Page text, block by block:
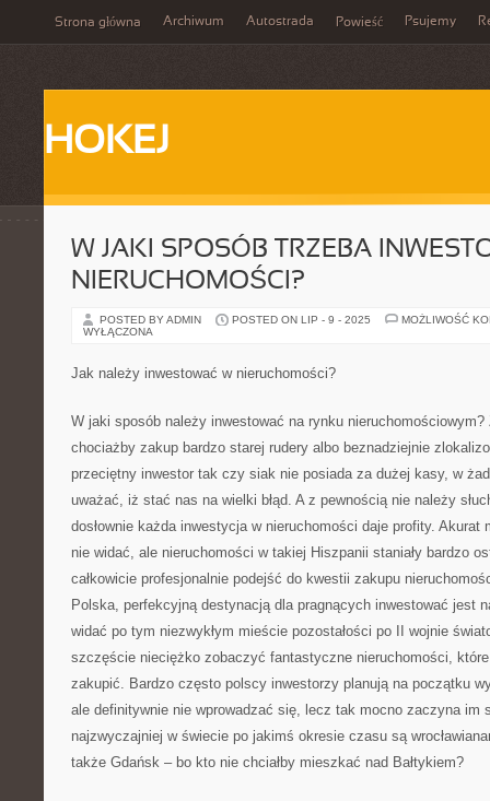
Strona główna Archiwum Autostrada Powieść Psujemy
HOKEJ
W JAKI SPOSÓB TRZEBA
NIERUCHOMOŚCI?
POSTED BY ADMIN POSTED ON LIP - 9 - 2025
MOŻLIWOŚĆ
WYŁĄCZONA
Jak należy inwestować w nieruchomości?
W jaki sposób należy inwestować na rynku
chociażby zakup bardzo starej rudery albo beznadziejnie
przeciętny inwestor tak czy siak nie posiada za dużej kasy, w
uważać, iż stać nas na wielki błąd. A z pewnością nie należy
dosłownie każda inwestycja w nieruchomości daje profity. Akurat
nie widać, ale nieruchomości w takiej Hiszpanii staniały bardzo
całkowicie profesjonalnie podejść do kwestii zakupu
Polska, perfekcyjną destynacją dla pragnących inwestować jest
widać po tym niezwykłym mieście pozostałości po II wojnie
szczęście nieciężko zobaczyć fantastyczne nieruchomości,
zakupić. Bardzo często polscy inwestorzy planują na początku
ale definitywnie nie wprowadzać się, lecz tak mocno zaczyna im
najzwyczajniej w świecie po jakimś okresie czasu są
także Gdańsk – bo kto nie chciałby mieszkać nad Bałtykiem?